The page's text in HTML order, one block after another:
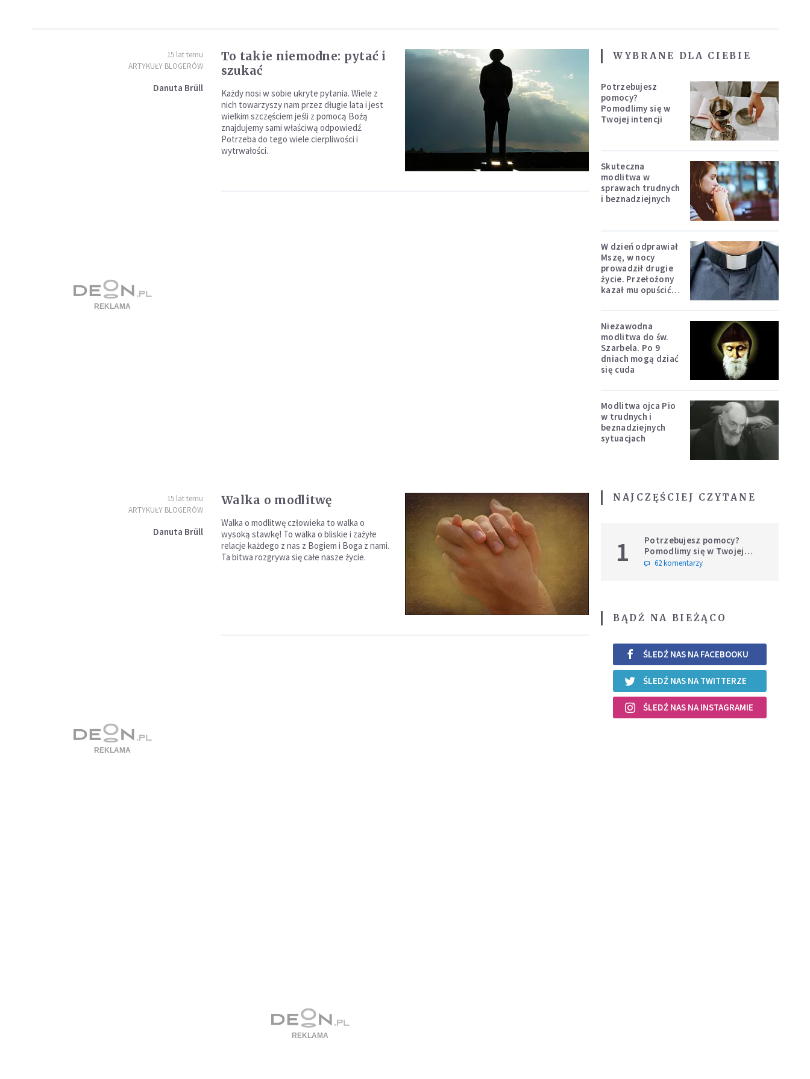
15 lat temu
ARTYKUŁY BLOGERÓW
Danuta Brüll
To takie niemodne: pytać i
szukać
Każdy nosi w sobie ukryte pytania. Wiele z
nich towarzyszy nam przez długie lata i jest
wielkim szczęściem jeśli z pomocą Bożą
znajdujemy sami właściwą odpowiedź.
Potrzeba do tego wiele cierpliwości i
wytrwałości.
15 lat temu
ARTYKUŁY BLOGERÓW
Danuta Brüll
Walka o modlitwę
Walka o modlitwę człowieka to walka o
wysoką stawkę! To walka o bliskie i zażyłe
relacje każdego z nas z Bogiem i Boga z nami.
Ta bitwa rozgrywa się całe nasze życie.
WYBRANE DLA CIEBIE
Potrzebujesz
pomocy?
Pomodlimy się w
Twojej intencji
Skuteczna
modlitwa w
sprawach trudnych
i beznadziejnych
W dzień odprawiał
Mszę, w nocy
prowadził drugie
życie. Przełożony
kazał mu opuścić
Niezawodna
modlitwa do św.
Szarbela. Po 9
dniach mogą dziać
się cuda
Modlitwa ojca Pio
w trudnych i
beznadziejnych
sytuacjach
NAJCZĘŚCIEJ CZYTANE
1
Potrzebujesz pomocy?
Pomodlimy się w Twojej
intencji
62 komentarzy
BĄDŹ NA BIEŻĄCO
ŚLEDŹ NAS NA FACEBOOKU
ŚLEDŹ NAS NA TWITTERZE
ŚLEDŹ NAS NA INSTAGRAMIE